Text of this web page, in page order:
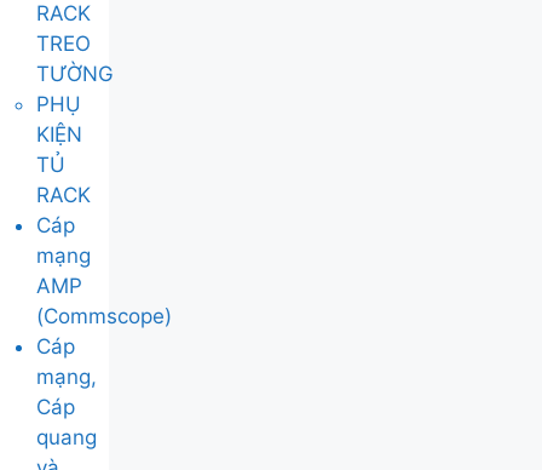
RACK
TREO
TƯỜNG
PHỤ
KIỆN
TỦ
RACK
Cáp
mạng
AMP
(Commscope)
Cáp
mạng,
Cáp
quang